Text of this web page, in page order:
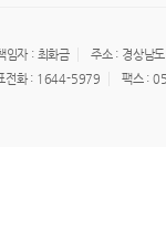
임자 : 최화금
주소 : 경상남
전화 : 1644-5979
팩스 :